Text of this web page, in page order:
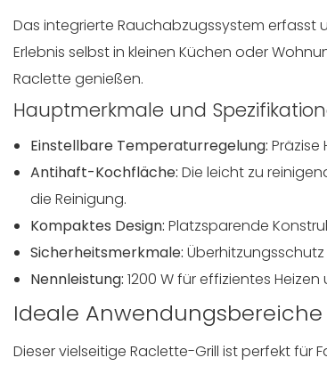
Das integrierte Rauchabzugssystem
Erlebnis selbst in kleinen Küchen oder
Raclette genießen.
Hauptmerkmale und
Einstellbare Temperaturregelung: Präzise
Antihaft-Kochfläche: Die leicht zu
die Reinigung.
Kompaktes Design: Platzsparende
Sicherheitsmerkmale:
Nennleistung: 1200 W für effizientes
Ideale Anwendungsbereiche
Dieser vielseitige Raclette-Grill ist perfekt für